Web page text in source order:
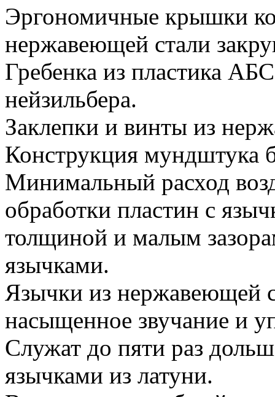
Эргономичные крышки
нержавеющей стали
Гребенка из пластика
нейзильбера.
Заклепки и винты из
Конструкция мундштука
Минимальный расход
обработки пластин с
толщиной и малым
язычками.
Язычки из нержавеющей
насыщенное звучание и
Служат до пяти раз
язычками из латуни.